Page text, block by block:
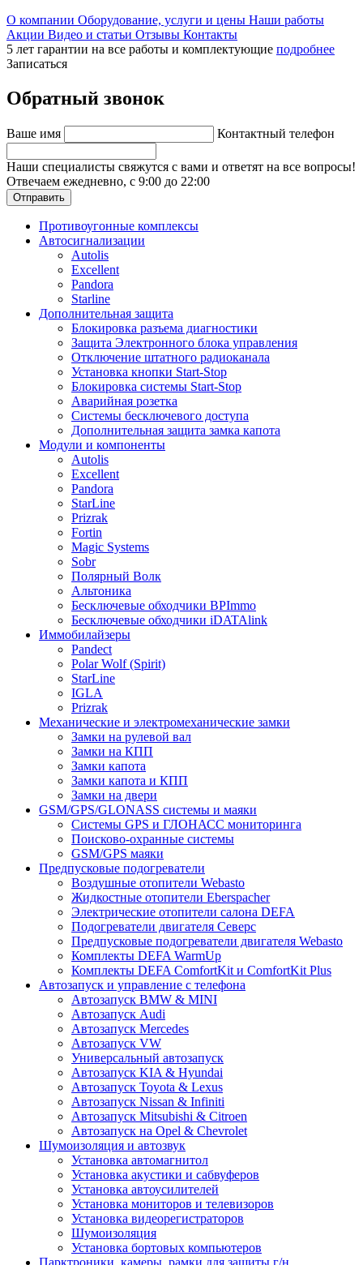
О компании Оборудование, услуги и цены Наши работы
Акции Видео и статьи Отзывы Контакты
5 лет гарантии на все работы и комплектующие подробнее
Записаться
Обратный звонок
Ваше имя Контактный телефон
Наши специалисты свяжутся с вами и ответят на все вопросы!
Отвечаем ежедневно, с 9:00 до 22:00
Отправить
Противоугонные комплексы
Автосигнализации
Autolis
Excellent
Pandora
Starline
Дополнительная защита
Блокировка разъема диагностики
Защита Электронного блока управления
Отключение штатного радиоканала
Установка кнопки Start-Stop
Блокировка системы Start-Stop
Аварийная розетка
Системы бесключевого доступа
Дополнительная защита замка капота
Модули и компоненты
Autolis
Excellent
Pandora
StarLine
Prizrak
Fortin
Magic Systems
Sobr
Полярный Волк
Альтоника
Бесключевые обходчики BPImmo
Бесключевые обходчики iDATAlink
Иммобилайзеры
Pandect
Polar Wolf (Spirit)
StarLine
IGLA
Prizrak
Механические и электромеханические замки
Замки на рулевой вал
Замки на КПП
Замки капота
Замки капота и КПП
Замки на двери
GSM/GPS/GLONASS системы и маяки
Системы GPS и ГЛОНАСС мониторинга
Поисково-охранные системы
GSM/GPS маяки
Предпусковые подогреватели
Воздушные отопители Webasto
Жидкостные отопители Eberspacher
Электрические отопители салона DEFA
Подогреватели двигателя Северс
Предпусковые подогреватели двигателя Webasto
Комплекты DEFA WarmUp
Комплекты DEFA ComfortKit и ComfortKit Plus
Автозапуск и управление с телефона
Автозапуск BMW & MINI
Автозапуск Audi
Автозапуск Mercedes
Автозапуск VW
Универсальный автозапуск
Автозапуск KIA & Hyundai
Автозапуск Toyota & Lexus
Автозапуск Nissan & Infiniti
Автозапуск Mitsubishi & Citroen
Автозапуск на Opel & Chevrolet
Шумоизоляция и автозвук
Установка автомагнитол
Установка акустики и сабвуферов
Установка автоусилителей
Установка мониторов и телевизоров
Установка видеорегистраторов
Шумоизоляция
Установка бортовых компьютеров
Парктроники, камеры, рамки для защиты г/н